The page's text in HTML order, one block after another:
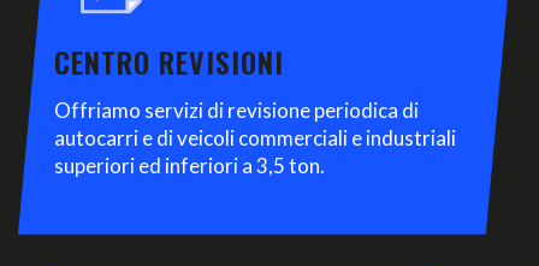
CENTRO REVISIONI
Offriamo servizi di revisione periodica di
autocarri e di veicoli commerciali e industriali
superiori ed inferiori a 3,5 ton.